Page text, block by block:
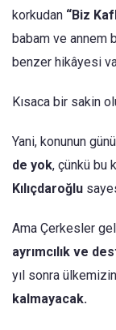
korkudan “Biz
babam ve annem
benzer hikâyesi
Kısaca bir sakin
Yani, konunun
de yok, çünkü bu
Kılıçdaroğlu
Ama Çerkesler
ayrımcılık ve
yıl sonra
kalmayacak.